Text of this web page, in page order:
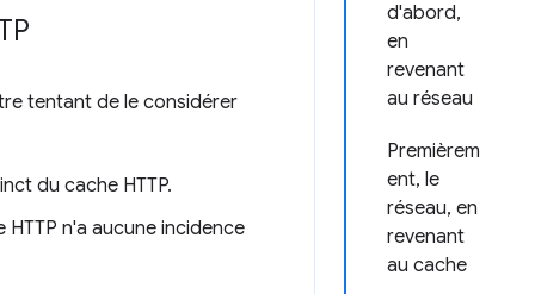
d'abord,
en
revenant
au réseau
Premièrem
ent, le
réseau, en
revenant
au cache
tentant de le considérer
du cache HTTP.
n'a aucune incidence